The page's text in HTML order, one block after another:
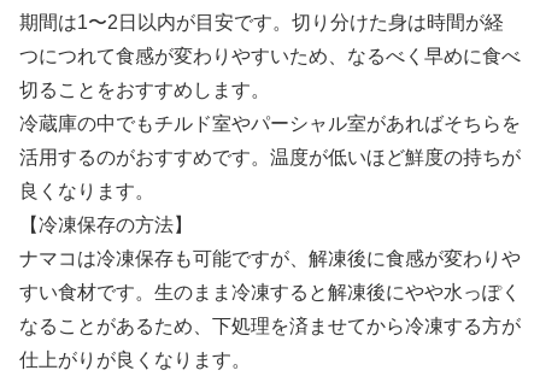
期間は1〜2日以内が目安です。切り分けた身は時間が経
つにつれて食感が変わりやすいため、なるべく早めに食べ
切ることをおすすめします。
冷蔵庫の中でもチルド室やパーシャル室があればそちらを
活用するのがおすすめです。温度が低いほど鮮度の持ちが
良くなります。
【冷凍保存の方法】
ナマコは冷凍保存も可能ですが、解凍後に食感が変わりや
すい食材です。生のまま冷凍すると解凍後にやや水っぽく
なることがあるため、下処理を済ませてから冷凍する方が
仕上がりが良くなります。